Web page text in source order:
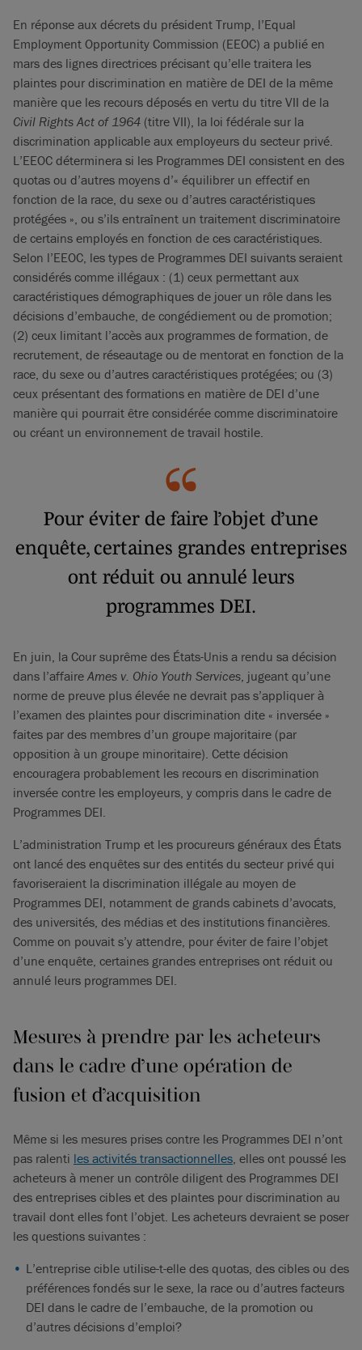
En réponse aux décrets du président Trump, l’Equal
Employment Opportunity Commission (EEOC) a publié en
mars des lignes directrices précisant qu’elle traitera les
plaintes pour discrimination en matière de DEI de la même
manière que les recours déposés en vertu du titre VII de la
Civil Rights Act of 1964 (titre VII), la loi fédérale sur la
discrimination applicable aux employeurs du secteur privé.
L’EEOC déterminera si les Programmes DEI consistent en des
quotas ou d’autres moyens d’« équilibrer un effectif en
fonction de la race, du sexe ou d’autres caractéristiques
protégées », ou s’ils entraînent un traitement discriminatoire
de certains employés en fonction de ces caractéristiques.
Selon l’EEOC, les types de Programmes DEI suivants seraient
considérés comme illégaux : (1) ceux permettant aux
caractéristiques démographiques de jouer un rôle dans les
décisions d’embauche, de congédiement ou de promotion;
(2) ceux limitant l’accès aux programmes de formation, de
recrutement, de réseautage ou de mentorat en fonction de la
race, du sexe ou d’autres caractéristiques protégées; ou (3)
ceux présentant des formations en matière de DEI d’une
manière qui pourrait être considérée comme discriminatoire
ou créant un environnement de travail hostile.
Pour éviter de faire l’objet d’une
enquête, certaines grandes entreprises
ont réduit ou annulé leurs
programmes DEI.
En juin, la Cour suprême des États-Unis a rendu sa décision
dans l’affaire Ames v. Ohio Youth Services, jugeant qu’une
norme de preuve plus élevée ne devrait pas s’appliquer à
l’examen des plaintes pour discrimination dite « inversée »
faites par des membres d’un groupe majoritaire (par
opposition à un groupe minoritaire). Cette décision
encouragera probablement les recours en discrimination
inversée contre les employeurs, y compris dans le cadre de
Programmes DEI.
L’administration Trump et les procureurs généraux des États
ont lancé des enquêtes sur des entités du secteur privé qui
favoriseraient la discrimination illégale au moyen de
Programmes DEI, notamment de grands cabinets d’avocats,
des universités, des médias et des institutions financières.
Comme on pouvait s’y attendre, pour éviter de faire l’objet
d’une enquête, certaines grandes entreprises ont réduit ou
annulé leurs programmes DEI.
Mesures à prendre par les acheteurs
dans le cadre d’une opération de
fusion et d’acquisition
Même si les mesures prises contre les Programmes DEI n’ont
pas ralenti les activités transactionnelles, elles ont poussé les
acheteurs à mener un contrôle diligent des Programmes DEI
des entreprises cibles et des plaintes pour discrimination au
travail dont elles font l’objet. Les acheteurs devraient se poser
les questions suivantes :
L’entreprise cible utilise-t-elle des quotas, des cibles ou des
préférences fondés sur le sexe, la race ou d’autres facteurs
DEI dans le cadre de l’embauche, de la promotion ou
d’autres décisions d’emploi?